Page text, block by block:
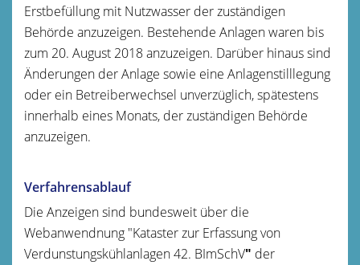
Erstbefüllung mit Nutzwasser der zuständigen
Behörde anzuzeigen. Bestehende Anlagen waren bis
zum 20. August 2018 anzuzeigen. Darüber hinaus sind
Änderungen der Anlage sowie eine Anlagenstilllegung
oder ein Betreiberwechsel unverzüglich, spätestens
innerhalb eines Monats, der zuständigen Behörde
anzuzeigen.
Verfahrensablauf
Die Anzeigen sind bundesweit über die
Webanwendnung "Kataster zur Erfassung von
Verdunstungskühlanlagen 42. BImSchV" der